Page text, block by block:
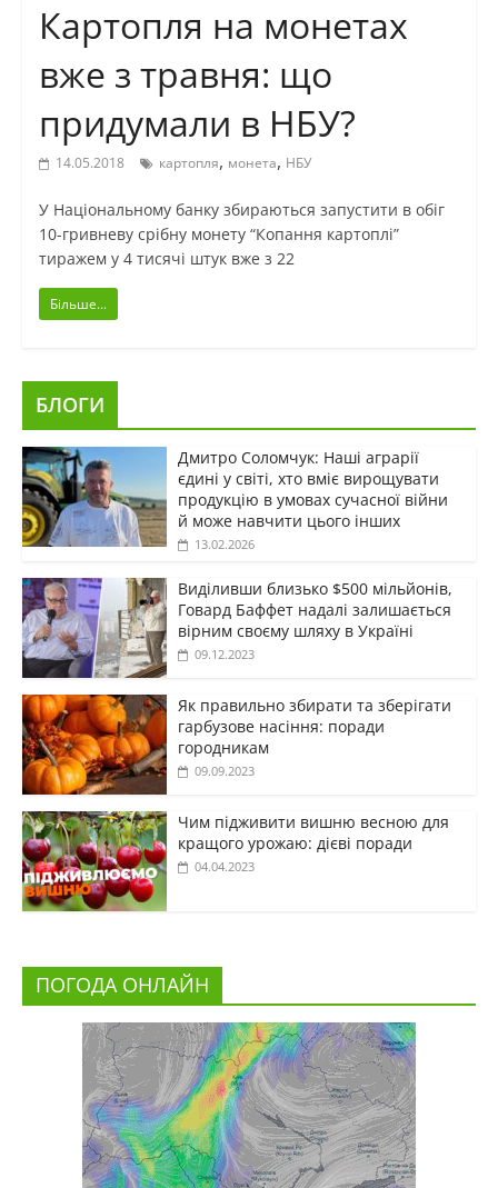
Картопля на монетах
вже з травня: що
придумали в НБУ?
14.05.2018 картопля, монета, НБУ
У Національному банку збираються запустити в обіг
10-гривневу срібну монету “Копання картоплі”
тиражем у 4 тисячі штук вже з 22
Більше...
БЛОГИ
Дмитро Соломчук: Наші аграрії
єдині у світі, хто вміє вирощувати
продукцію в умовах сучасної війни
й може навчити цього інших
13.02.2026
Виділивши близько $500 мільйонів,
Говард Баффет надалі залишається
вірним своєму шляху в Україні
09.12.2023
Як правильно збирати та зберігати
гарбузове насіння: поради
городникам
09.09.2023
Чим підживити вишню весною для
кращого урожаю: дієві поради
04.04.2023
ПОГОДА ОНЛАЙН